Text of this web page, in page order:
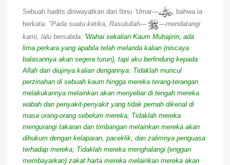
Sebuah hadits diriwayatkan dari Ibnu `Umar—
, bahwa ia
berkata: "Pada suatu ketika, Rasulullah— —mendatangi
kami, lalu bersabda: 'Wahai sekalian Kaum Muhajirin, ada
lima perkara yang apabila telah melanda kalian (niscaya
balasannya akan segera turun), tapi aku berlindung kepada
Allah dari diujinya kalian dengannya: Tidaklah muncul
perzinahan di sebuah kaum hingga mereka terang-terangan
melakukannya melainkan akan menyebar di tengah mereka
wabah dan penyakit-penyakit yang tidak pernah dikenal di
masa orang-orang sebelum mereka; Tidaklah mereka
mengurangi takaran dan timbangan melainkan mereka akan
dihukum dengan kelaparan, paceklik, dan zalimnya penguasa
terhadap mereka; Tidaklah mereka menghalangi (enggan
membayarkan) zakat harta mereka melainkan mereka akan